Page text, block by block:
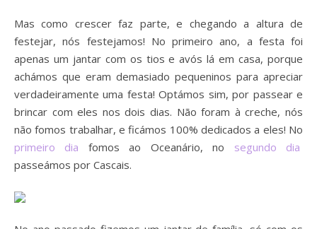
Mas como crescer faz parte, e chegando a altura de
festejar, nós festejamos! No primeiro ano, a festa foi
apenas um jantar com os tios e avós lá em casa, porque
achámos que eram demasiado pequeninos para apreciar
verdadeiramente uma festa! Optámos sim, por passear e
brincar com eles nos dois dias. Não foram à creche, nós
não fomos trabalhar, e ficámos 100% dedicados a eles! No
primeiro dia fomos ao Oceanário, no segundo dia
passeámos por Cascais.